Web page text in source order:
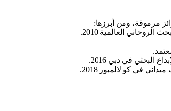
مرموقة، ومن أبرزها: